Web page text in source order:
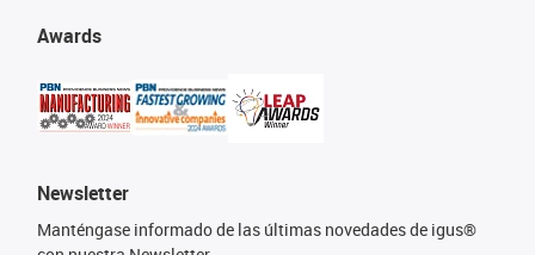
Awards
Newsletter
Manténgase informado de las últimas novedades de igus®